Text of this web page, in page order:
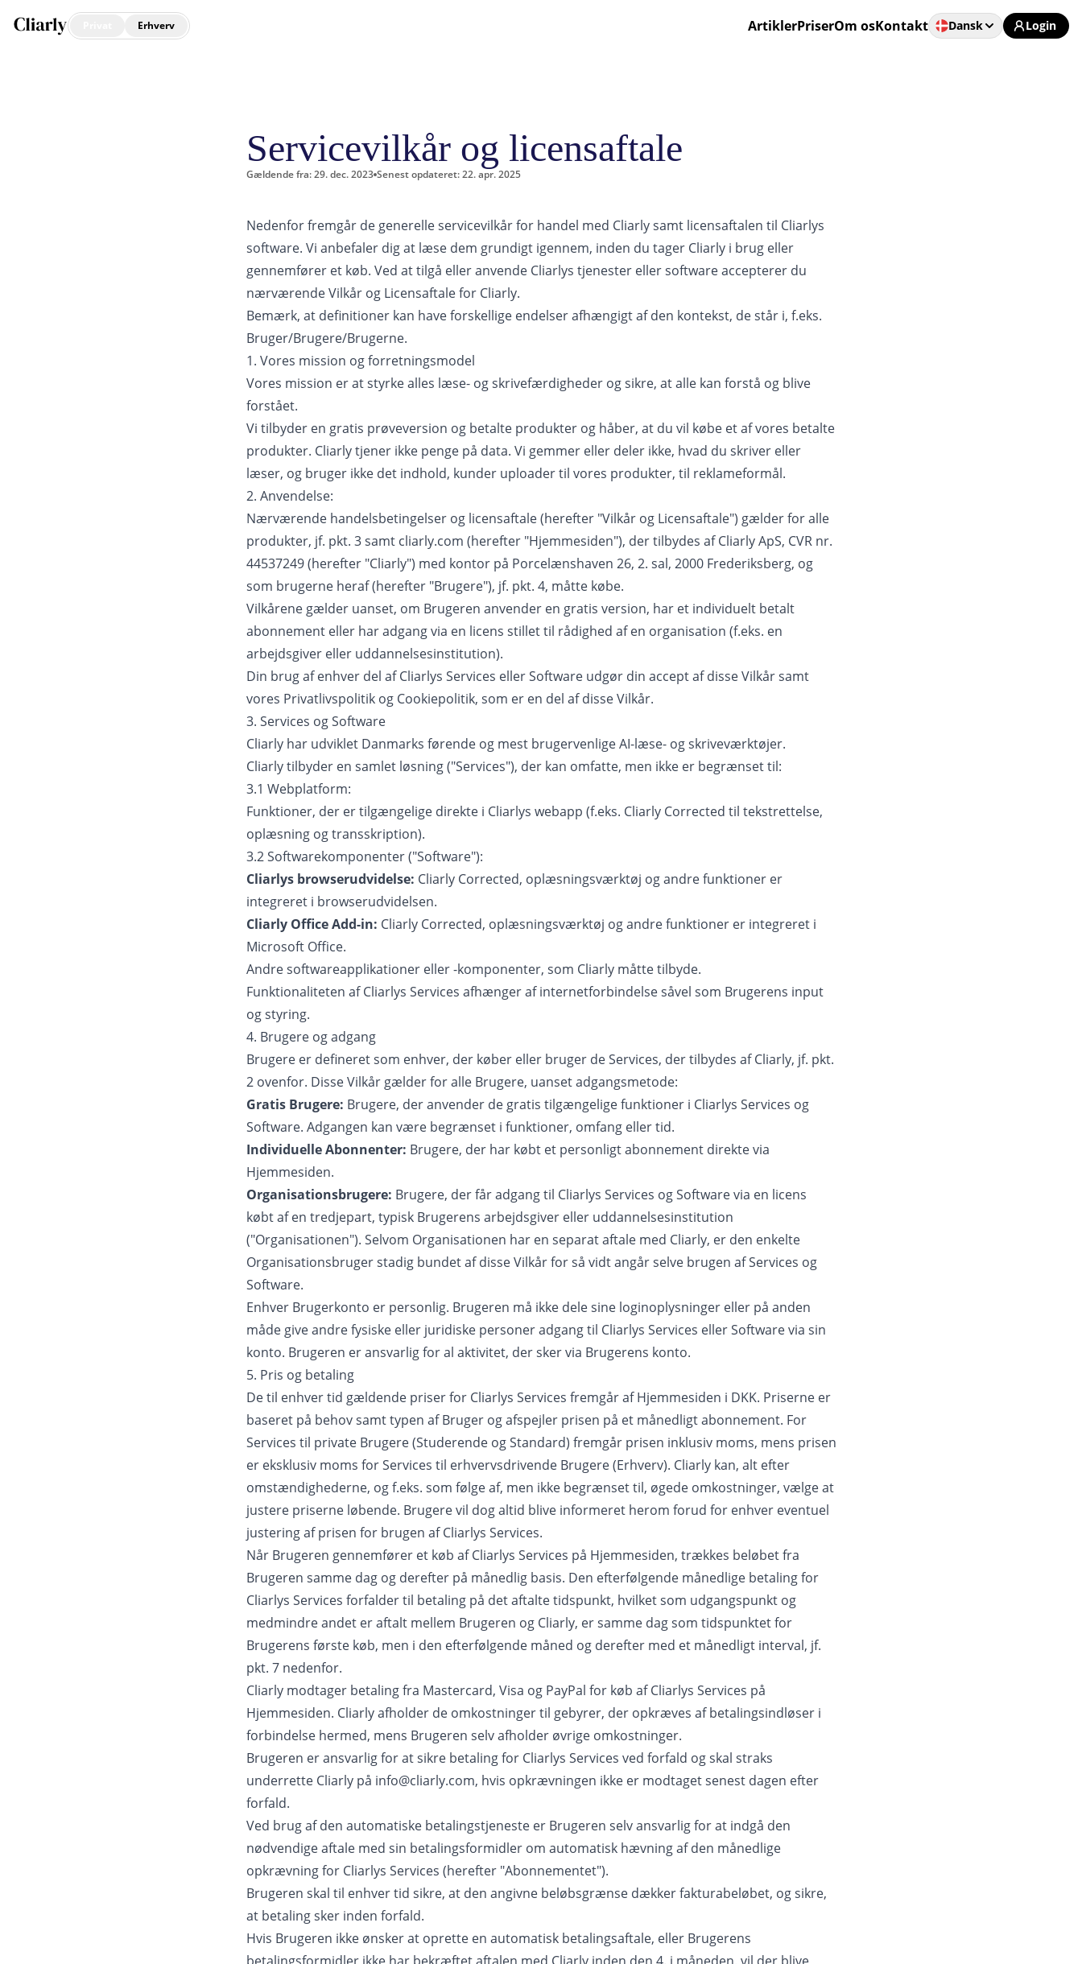
Erhverv ArtiklerPriserOm osKontakt Dansk Login
Servicevilkår og licensaftale
Gældende fra: 29. dec. 2023 Senest opdateret: 22. apr. 2025
Nedenfor fremgår de generelle servicevilkår for handel med Cliarly samt licensaftalen til Cliarlys
software. Vi anbefaler dig at læse dem grundigt igennem, inden du tager Cliarly i brug eller
gennemfører et køb. Ved at tilgå eller anvende Cliarlys tjenester eller software accepterer du
nærværende Vilkår og Licensaftale for Cliarly.
Bemærk, at definitioner kan have forskellige endelser afhængigt af den kontekst, de står i, f.eks.
Bruger/Brugere/Brugerne.
1. Vores mission og forretningsmodel
Vores mission er at styrke alles læse- og skrivefærdigheder og sikre, at alle kan forstå og blive
forstået.
Vi tilbyder en gratis prøveversion og betalte produkter og håber, at du vil købe et af vores betalte
produkter. Cliarly tjener ikke penge på data. Vi gemmer eller deler ikke, hvad du skriver eller
læser, og bruger ikke det indhold, kunder uploader til vores produkter, til reklameformål.
2. Anvendelse:
Nærværende handelsbetingelser og licensaftale (herefter "Vilkår og Licensaftale") gælder for alle
produkter, jf. pkt. 3 samt cliarly.com (herefter "Hjemmesiden"), der tilbydes af Cliarly ApS, CVR nr.
44537249 (herefter "Cliarly") med kontor på Porcelænshaven 26, 2. sal, 2000 Frederiksberg, og
som brugerne heraf (herefter "Brugere"), jf. pkt. 4, måtte købe.
Vilkårene gælder uanset, om Brugeren anvender en gratis version, har et individuelt betalt
abonnement eller har adgang via en licens stillet til rådighed af en organisation (f.eks. en
arbejdsgiver eller uddannelsesinstitution).
Din brug af enhver del af Cliarlys Services eller Software udgør din accept af disse Vilkår samt
vores Privatlivspolitikog Cookiepolitik, som er en del af disse Vilkår.
3. Services og Software
Cliarly har udviklet Danmarks førende og mest brugervenlige AI-læse- og skriveværktøjer.
Cliarly tilbyder en samlet løsning ("Services"), der kan omfatte, men ikke er begrænset til:
3.1 Webplatform:
Funktioner, der er tilgængelige direkte i Cliarlys webapp (f.eks. Cliarly Corrected til tekstrettelse,
oplæsning og transskription).
3.2 Softwarekomponenter ("Software"):
Cliarlys browserudvidelse: Cliarly Corrected, oplæsningsværktøj og andre funktioner er
integreret i browserudvidelsen.
Cliarly Office Add-in: Cliarly Corrected, oplæsningsværktøj og andre funktioner er integreret i
Microsoft Office.
Andre softwareapplikationer eller -komponenter, som Cliarly måtte tilbyde.
Funktionaliteten af Cliarlys Services afhænger af internetforbindelse såvel som Brugerens input
og styring.
4. Brugere og adgang
Brugere er defineret som enhver, der køber eller bruger de Services, der tilbydes af Cliarly, jf. pkt.
2 ovenfor. Disse Vilkår gælder for alle Brugere, uanset adgangsmetode:
Gratis Brugere: Brugere, der anvender de gratis tilgængelige funktioner i Cliarlys Services og
Software. Adgangen kan være begrænset i funktioner, omfang eller tid.
Individuelle Abonnenter: Brugere, der har købt et personligt abonnement direkte via
Hjemmesiden.
Organisationsbrugere: Brugere, der får adgang til Cliarlys Services og Software via en licens
købt af en tredjepart, typisk Brugerens arbejdsgiver eller uddannelsesinstitution
("Organisationen"). Selvom Organisationen har en separat aftale med Cliarly, er den enkelte
Organisationsbruger stadig bundet af disse Vilkår for så vidt angår selve brugen af Services og
Software.
Enhver Brugerkonto er personlig. Brugeren må ikke dele sine loginoplysninger eller på anden
måde give andre fysiske eller juridiske personer adgang til Cliarlys Services eller Software via sin
konto. Brugeren er ansvarlig for al aktivitet, der sker via Brugerens konto.
5. Pris og betaling
De til enhver tid gældende priser for Cliarlys Services fremgår af Hjemmesiden i DKK. Priserne er
baseret på behov samt typen af Bruger og afspejler prisen på et månedligt abonnement. For
Services til private Brugere (Studerende og Standard) fremgår prisen inklusiv moms, mens prisen
er eksklusiv moms for Services til erhvervsdrivende Brugere (Erhverv). Cliarly kan, alt efter
omstændighederne, og f.eks. som følge af, men ikke begrænset til, øgede omkostninger, vælge at
justere priserne løbende. Brugere vil dog altid blive informeret herom forud for enhver eventuel
justering af prisen for brugen af Cliarlys Services.
Når Brugeren gennemfører et køb af Cliarlys Services på Hjemmesiden, trækkes beløbet fra
Brugeren samme dag og derefter på månedlig basis. Den efterfølgende månedlige betaling for
Cliarlys Services forfalder til betaling på det aftalte tidspunkt, hvilket som udgangspunkt og
medmindre andet er aftalt mellem Brugeren og Cliarly, er samme dag som tidspunktet for
Brugerens første køb, men i den efterfølgende måned og derefter med et månedligt interval, jf.
pkt. 7 nedenfor.
Cliarly modtager betaling fra Mastercard, Visa og PayPal for køb af Cliarlys Services på
Hjemmesiden. Cliarly afholder de omkostninger til gebyrer, der opkræves af betalingsindløser i
forbindelse hermed, mens Brugeren selv afholder øvrige omkostninger.
Brugeren er ansvarlig for at sikre betaling for Cliarlys Services ved forfald og skal straks
underrette Cliarly på info@cliarly.com, hvis opkrævningen ikke er modtaget senest dagen efter
forfald.
Ved brug af den automatiske betalingstjeneste er Brugeren selv ansvarlig for at indgå den
nødvendige aftale med sin betalingsformidler om automatisk hævning af den månedlige
opkrævning for Cliarlys Services (herefter "Abonnementet").
Brugeren skal til enhver tid sikre, at den angivne beløbsgrænse dækker fakturabeløbet, og sikre,
at betaling sker inden forfald.
Hvis Brugeren ikke ønsker at oprette en automatisk betalingsaftale, eller Brugerens